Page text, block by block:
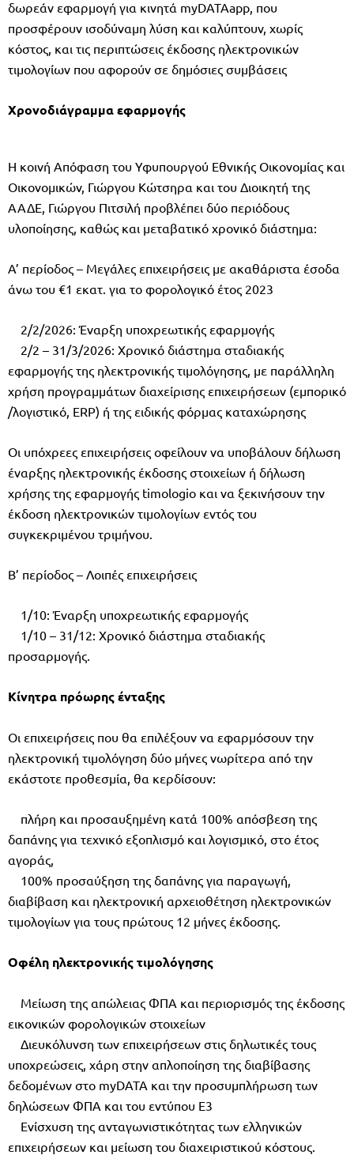
δωρεάν εφαρμογή για κινητά myDATAapp, που
προσφέρουν ισοδύναμη λύση και καλύπτουν, χωρίς
κόστος, και τις περιπτώσεις έκδοσης ηλεκτρονικών
τιμολογίων που αφορούν σε δημόσιες συμβάσεις
Χρονοδιάγραμμα εφαρμογής
Η κοινή Απόφαση του Υφυπουργού Εθνικής Οικονομίας και
Οικονομικών, Γιώργου Κώτσηρα και του Διοικητή της
ΑΑΔΕ, Γιώργου Πιτσιλή προβλέπει δύο περιόδους
υλοποίησης, καθώς και μεταβατικό χρονικό διάστημα:
Α’ περίοδος – Μεγάλες επιχειρήσεις με ακαθάριστα έσοδα
άνω του €1 εκατ. για το φορολογικό έτος 2023
2/2/2026: Έναρξη υποχρεωτικής εφαρμογής
2/2 – 31/3/2026: Χρονικό διάστημα σταδιακής
εφαρμογής της ηλεκτρονικής τιμολόγησης, με παράλληλη
χρήση προγραμμάτων διαχείρισης επιχειρήσεων (εμπορικό
/λογιστικό, ERP) ή της ειδικής φόρμας καταχώρησης
Οι υπόχρεες επιχειρήσεις οφείλουν να υποβάλουν δήλωση
έναρξης ηλεκτρονικής έκδοσης στοιχείων ή δήλωση
χρήσης της εφαρμογής timologio και να ξεκινήσουν την
έκδοση ηλεκτρονικών τιμολογίων εντός του
συγκεκριμένου τριμήνου.
Β’ περίοδος – Λοιπές επιχειρήσεις
1/10: Έναρξη υποχρεωτικής εφαρμογής
1/10 – 31/12: Χρονικό διάστημα σταδιακής
προσαρμογής.
Κίνητρα πρόωρης ένταξης
Οι επιχειρήσεις που θα επιλέξουν να εφαρμόσουν την
ηλεκτρονική τιμολόγηση δύο μήνες νωρίτερα από την
εκάστοτε προθεσμία, θα κερδίσουν:
πλήρη και προσαυξημένη κατά 100% απόσβεση της
δαπάνης για τεχνικό εξοπλισμό και λογισμικό, στο έτος
αγοράς,
100% προσαύξηση της δαπάνης για παραγωγή,
διαβίβαση και ηλεκτρονική αρχειοθέτηση ηλεκτρονικών
τιμολογίων για τους πρώτους 12 μήνες έκδοσης.
Οφέλη ηλεκτρονικής τιμολόγησης
Μείωση της απώλειας ΦΠΑ και περιορισμός της έκδοσης
εικονικών φορολογικών στοιχείων
Διευκόλυνση των επιχειρήσεων στις δηλωτικές τους
υποχρεώσεις, χάρη στην απλοποίηση της διαβίβασης
δεδομένων στο myDATA και την προσυμπλήρωση των
δηλώσεων ΦΠΑ και του εντύπου Ε3
Ενίσχυση της ανταγωνιστικότητας των ελληνικών
επιχειρήσεων και μείωση του διαχειριστικού κόστους.